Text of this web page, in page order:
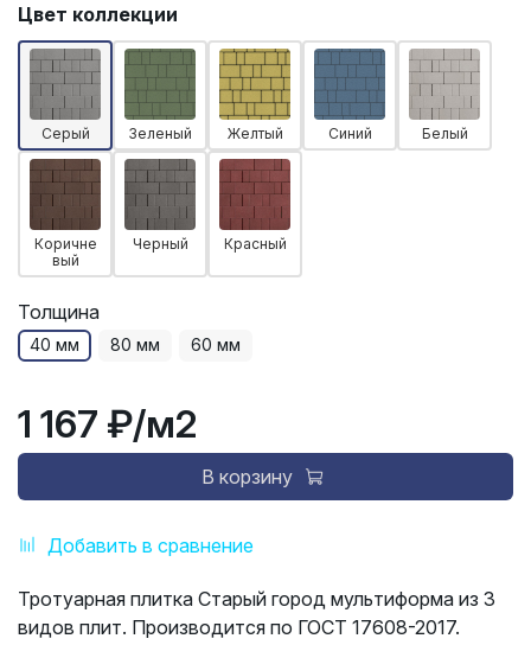
Добавить в сравнение
Цвет коллекции
Серый Зеленый Желтый Синий Белый
Коричне
вый
Черный Красный
Толщина
40 мм 80 мм 60 мм
1 167 ₽/м2
В корзину
Тротуарная плитка Старый город мультиформа из 3
видов плит. Производится по ГОСТ 17608-2017.